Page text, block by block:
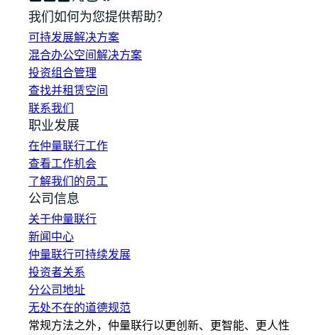
我们如何为您提供帮助？
可持发展解决方案
混合办公空间解决方案
投资组合管理
查找并租赁空间
联系我们
职业发展
在仲量联行工作
查看工作机会
了解我们的员工
公司信息
关于仲量联行
新闻中心
仲量联行可持续发展
投资者关系
分公司地址
无处不在的道德规范
常规方法之外，仲量联行以更创新、更智能、更人性